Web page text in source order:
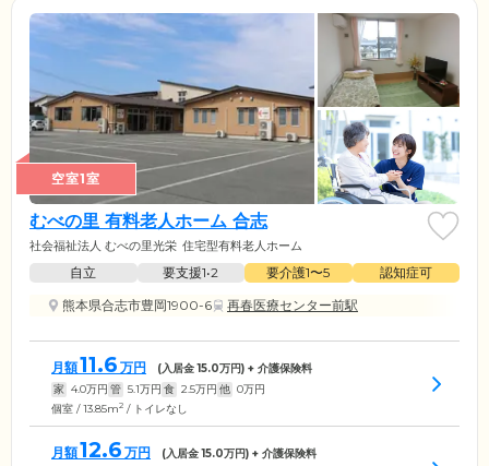
空室1室
むべの里 有料老人ホーム 合志
社会福祉法人 むべの里光栄 住宅型有料老人ホーム
自立 要支援1•2 要介護1〜5
認知症可
熊本県合志市豊岡1900-6
再春医療センター前駅
月額11.6 万円 (入居金15.0万円) + 介護保険料
家 4.0万円 管 5.1万円 食 2.5万円 他 0万円
個室 / 13.85m2 / トイレなし
月額12.6 万円 (入居金15.0万円) + 介護保険料